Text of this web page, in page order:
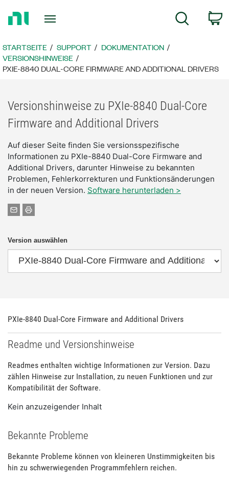
zur
Suche
STARTSEITE SUPPORT
DOKUMENTATION
VERSIONSHINWEISE
PXIE-8840 DUAL-CORE FIRMWARE AND ADDITIONAL DRIVERS
Versionshinweise zu PXIe-8840 Dual-Core
Firmware and Additional Drivers
Auf dieser Seite finden Sie versionsspezifische
Informationen zu PXIe-8840 Dual-Core Firmware and
Additional Drivers, darunter Hinweise zu bekannten
Problemen, Fehlerkorrekturen und Funktionsänderungen
in der neuen Version. Software herunterladen >
Version auswählen
PXIe-8840 Dual-Core Firmware and Additional Drivers
Readme und Versionshinweise
Readmes enthalten wichtige Informationen zur Version. Dazu
zählen Hinweise zur Installation, zu neuen Funktionen und zur
Kompatibilität der Software.
Kein anzuzeigender Inhalt
Bekannte Probleme
Bekannte Probleme können von kleineren Unstimmigkeiten bis
hin zu schwerwiegenden Programmfehlern reichen.